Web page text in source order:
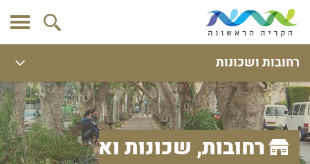
רחובות ושכונות
רחובות, שכונות ואתרים